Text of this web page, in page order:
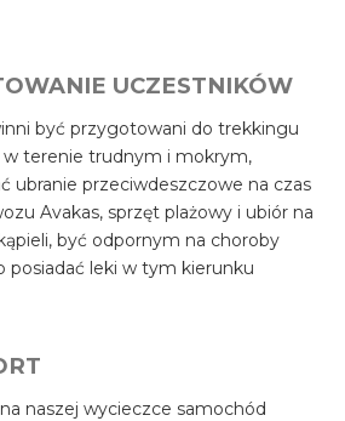
UCZESTNIKÓW
być przygotowani do trekkingu
w terenie trudnym i mokrym,
ubranie przeciwdeszczowe na czas
Avakas, sprzęt plażowy i ubiór na
być odpornym na choroby
posiadać leki w tym kierunku
naszej wycieczce samochód